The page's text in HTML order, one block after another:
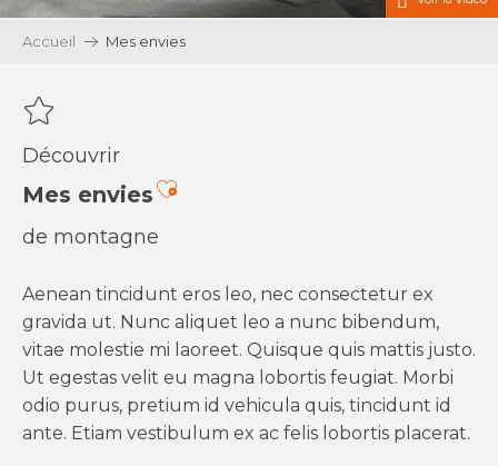
Accueil Mes envies
Découvrir
Mes enviesAjouter aux favoris
de montagne
Aenean tincidunt eros leo, nec consectetur ex
gravida ut. Nunc aliquet leo a nunc bibendum,
vitae molestie mi laoreet. Quisque quis mattis justo.
Ut egestas velit eu magna lobortis feugiat. Morbi
odio purus, pretium id vehicula quis, tincidunt id
ante. Etiam vestibulum ex ac felis lobortis placerat.